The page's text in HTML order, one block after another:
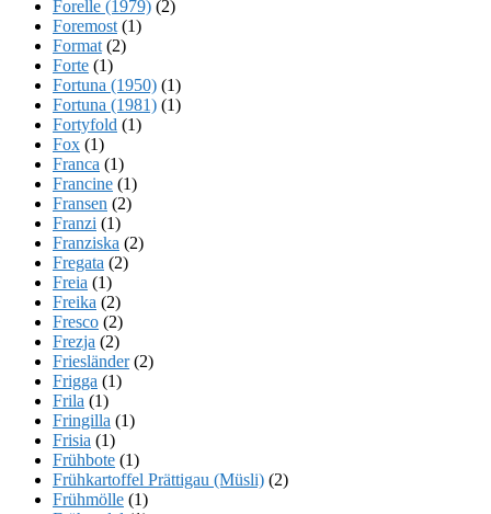
Forelle (1979) (2)
Foremost (1)
Format (2)
Forte (1)
Fortuna (1950) (1)
Fortuna (1981) (1)
Fortyfold (1)
Fox (1)
Franca (1)
Francine (1)
Fransen (2)
Franzi (1)
Franziska (2)
Fregata (2)
Freia (1)
Freika (2)
Fresco (2)
Frezja (2)
Friesländer(2)
Frigga (1)
Frila (1)
Fringilla (1)
Frisia (1)
Frühbote (1)
Frühkartoffel Prättigau (Müsli) (2)
Frühmölle (1)